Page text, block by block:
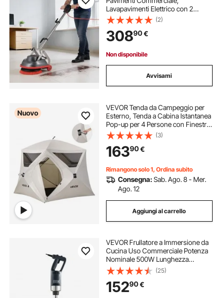
Lavapavimenti Elettrico con 2
Ruote, Lucidatrice per Tappeti
Velocità max. 1900 giri/min
Lunghezza Cavo Alimentazione da
13 m con Accessori
(2)
30890€
Non disponibile
Avvisami
Nuovo
VEVOR Tenda da Campeggio per
Esterno, Tenda a Cabina Istantanea
Pop-up per 4 Persone con Finestre
in Rete, Ventilazione Migliorata, con
Borsa per il Trasporto, per
Escursionismo Vacanze in Famiglia
(3)
16390€
Rimangono solo 1, Ordina subito
Consegna:Sab. Ago. 8 - Mer.
Ago. 12
Aggiungi al carrello
VEVOR Frullatore a Immersione da
Cucina Uso Commerciale Potenza
Nominale 500W Lunghezza
855mm Velocità Regolabile,
Frullatore Tritatutto da Cucina
Commerciale per Zuppe Salsa
Pesto Materiale Frullato
(25)
15290€